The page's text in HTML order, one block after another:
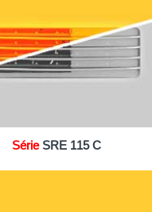
Série SRE 115 C